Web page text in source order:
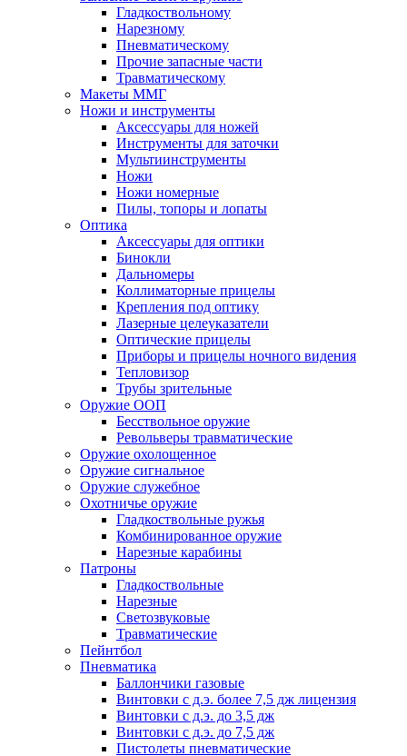
Гладкоствольному
Нарезному
Пневматическому
Прочие запасные части
Травматическому
Макеты ММГ
Ножи и инструменты
Аксессуары для ножей
Инструменты для заточки
Мультиинструменты
Ножи
Ножи номерные
Пилы, топоры и лопаты
Оптика
Аксессуары для оптики
Бинокли
Дальномеры
Коллиматорные прицелы
Крепления под оптику
Лазерные целеуказатели
Оптические прицелы
Приборы и прицелы ночного видения
Тепловизор
Трубы зрительные
Оружие ООП
Бесствольное оружие
Револьверы травматические
Оружие охолощенное
Оружие сигнальное
Оружие служебное
Охотничье оружие
Гладкоствольные ружья
Комбинированное оружие
Нарезные карабины
Патроны
Гладкоствольные
Нарезные
Светозвуковые
Травматические
Пейнтбол
Пневматика
Баллончики газовые
Винтовки с д.э. более 7,5 дж лицензия
Винтовки с д.э. до 3,5 дж
Винтовки с д.э. до 7,5 дж
Пистолеты пневматические